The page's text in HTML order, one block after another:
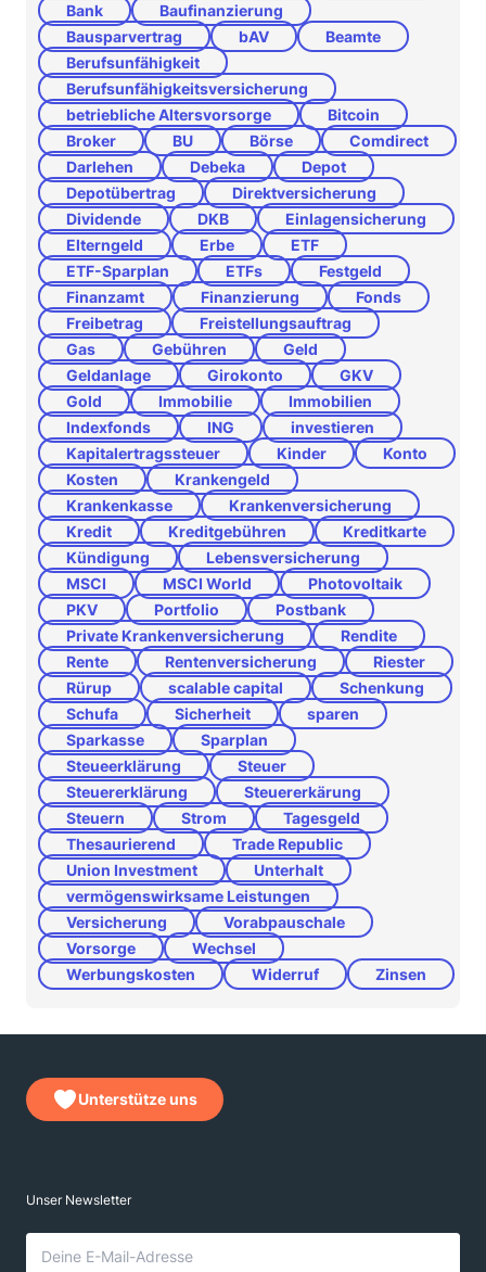
Bank
Baufinanzierung
Bausparvertrag
bAV
Beamte
Berufsunfähigkeit
Berufsunfähigkeitsversicherung
betriebliche Altersvorsorge
Bitcoin
Broker
BU Börse
Comdirect
Darlehen
Debeka
Depot
Depotübertrag
Direktversicherung
Dividende
DKB
Einlagensicherung
Elterngeld
Erbe
ETF
ETF-Sparplan
ETFs
Festgeld
Finanzamt
Finanzierung
Fonds
Freibetrag
Freistellungsauftrag
Gas
Gebühren
Geld
Geldanlage
Girokonto
GKV
Gold
Immobilie
Immobilien
Indexfonds
ING
investieren
Kapitalertragssteuer
Kinder
Konto
Kosten
Krankengeld
Krankenkasse
Krankenversicherung
Kredit
Kreditgebühren
Kreditkarte
Kündigung
Lebensversicherung
MSCI
MSCI World
Photovoltaik
PKV
Portfolio
Postbank
Private Krankenversicherung
Rendite
Rente
Rentenversicherung
Riester
Rürup
scalable capital
Schenkung
Schufa
Sicherheit
sparen
Sparkasse
Sparplan
Steueerklärung
Steuer
Steuererklärung
Steuererkärung
Steuern
Strom
Tagesgeld
Thesaurierend
Trade Republic
Union Investment
Unterhalt
vermögenswirksame Leistungen
Versicherung
Vorabpauschale
Vorsorge
Wechsel
Werbungskosten
Widerruf Zinsen
Unterstütze uns